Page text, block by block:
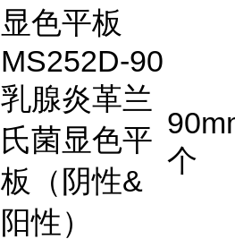
显色平板
MS252D-90
乳腺炎革兰
氏菌显色平
板（阴性&
阳性）
个